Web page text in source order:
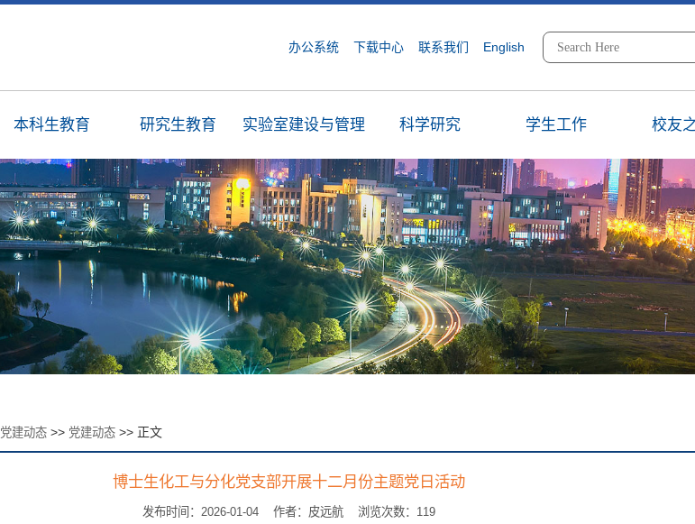
办公系统 下载中心 联系我们 English
本科生教育 研究生教育 实验室建设与管理 科学研究 学生工作 校友
党建动态>> 党建动态>> 正文
博士生化工与分化党支部开展十二月份主题党日活动
发布时间：2026-01-04 作者：皮远航 浏览次数： 119